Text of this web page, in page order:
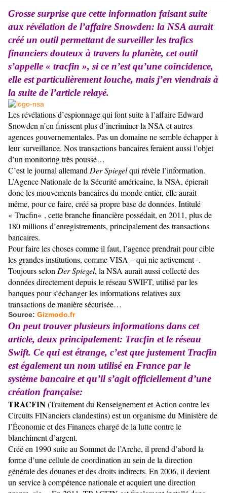
Grosse surprise que cette information faisant suite
aux révélation de l’affaire Snowden: la NSA aurait
créé un outil permettant de surveiller les trafics
financiers douteux à travers la planète, cet outil
s’appelle « tracfin », si ce n’est qu’une coïncidence,
elle est particulièrement louche, mais j’en viendrais à
la suite de l’article relayé.
Les révélations d’espionnage qui font suite à l’affaire Edward
Snowden n’en finissent plus d’incriminer la NSA et autres
agences gouvernementales. Pas un domaine ne semble échapper à
leur surveillance. Nos transactions bancaires feraient aussi l’objet
d’un monitoring très poussé…
C’est le journal allemand Der Spiegelqui révèle l’information.
L’Agence Nationale de la Sécurité américaine, la NSA, épierait
donc les mouvements bancaires du monde entier, elle aurait
même, pour ce faire, créé sa propre base de données. Intitulé
« Tracfin« , cette branche financière possédait, en 2011, plus de
180 millions d’enregistrements, principalement des transactions
bancaires.
Pour faire les choses comme il faut, l’agence prendrait pour cible
les grandes institutions, comme VISA – qui nie activement -.
Toujours selon Der Spiegel, la NSA aurait aussi collecté des
données directement depuis le réseau SWIFT, utilisé par les
banques pour s’échanger les informations relatives aux
transactions de manière sécurisée…
Source: Gizmodo.fr
On peut trouver plusieurs informations dans cet
article, deux principalement: Tracfin et le réseau
Swift. Ce qui est étrange, c’est que justement Tracfin
est également un nom utilisé en France par le
système bancaire et qu’il s’agit officiellement d’une
création française:
TRACFIN(Traitement du Renseignement et Action contre les
Circuits FINanciers clandestins) est un organisme du Ministère de
l’Économie et des Finances chargé de la lutte contre le
blanchiment d’argent.
Créé en 1990 suite au Sommet de l’Arche, il prend d’abord la
forme d’une cellule de coordination au sein de la direction
générale des douanes et des droits indirects. En 2006, il devient
un service à compétence nationale et acquiert une direction